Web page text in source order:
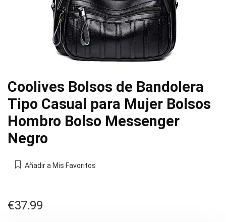
Coolives Bolsos de Bandolera
Tipo Casual para Mujer Bolsos
Hombro Bolso Messenger
Negro
Añadir a Mis Favoritos
€37.99